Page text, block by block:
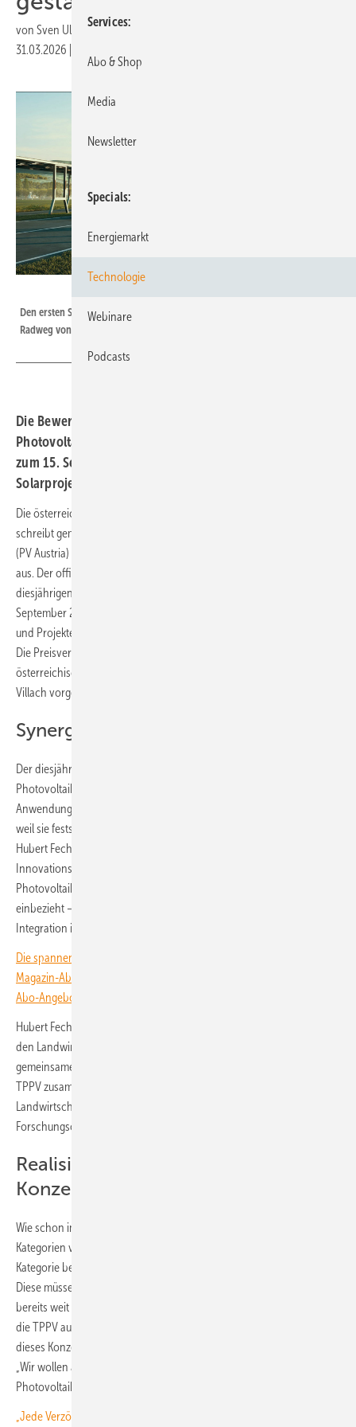
von Sven Ullrich
31.03.2026
Den ersten Sonderpreis für visionäre Konzepte hat der solar überdachte
Radweg von MO Energy gewonnen.
Die Bewerbungsphase für den fünften österreichischen
Photovoltaik-Innovationsaward hat begonnen. Noch bis
zum 15. September 2026 können integrierte
Solarprojekte eingereicht werden.
Die österreichische Technologieplattform Photovoltaik (TPPV)
schreibt gemeinsam mit dem Bundesverband Photovoltaic Austria
(PV Austria) den fünften Innovationsaward für integrierte Photovoltaik
aus. Der offizielle Startschuss für die Bewerbungsphase fiel auf der
diesjährigen Fachtagung von PV Austria in Wien. Bis zum 15.
September 2026 können interessierte Unternehmen, Planungsbüros
und Projektentwickler ihre Projekte und auch Konzepte einreichen.
Die Preisverleihung ist für den 25. November 2026 im Rahmen der
österreichischen Fachtagung für Photovoltaik und Stromspeicher in
Villach vorgesehen.
Synergieeffekte durch Photovoltaik
Der diesjährige Award steht unter dem Motto „Synergieeffekte durch
Photovoltaik“. „Wir sehen und wir merken mehr und mehr, dass in den
Anwendungen der Photovoltaik diverse Branchen auf uns zukommen,
weil sie feststellen, dass es mit der Photovoltaik bessergeht“, erklärt
Hubert Fechner, Obmann der TPPV. Er begründet, warum der
Innovationsaward inzwischen weit über die bauwerkintegrierte
Photovoltaik hinausgeht und auch andere Formen der Integration
einbezieht – etwa in der Landwirtschaft, in der Mobilität oder als
Integration ins System.
Die spannendsten Artikel, Grafiken und Dossiers erhalten unsere
Magazin-Abonnent:innen. Sie haben noch kein Abo? Jetzt über alle
Abo-Angebote informieren und Wissensvorsprung sichern.
Hubert Fechner verweist dazu auch auf eine intensive Kooperation mit
den Landwirten in Österreich. Aus dieser Kooperation soll in Kürze ein
gemeinsames Whitepaper zur Agri-PV hervorgehen. Dieses hat die
TPPV zusammen mit der Landwirtschaftskammer Österreich,
Landwirtschaftsverbänden und landwirtschaftlichen
Forschungsorganisationen erarbeitet.
Realisierte Projekte und visionäre
Konzepte gesucht
Wie schon im vergangenen Jahr wird es zwei verschiedene
Kategorien von Ausschreibungen geben. So werden in der einen
Kategorie bereits realisierte Projekte mit Vorzeigecharakter prämiert.
Diese müssen zwar nicht zwingend schon abgeschlossen, aber
bereits weit vorangeschritten sein. In der zweiten Kategorie zeichnet
die TPPV auch visionäre Konzepte aus. Voraussetzung ist hier, dass
dieses Konzept ein realistisches Umsetzungspotenzial erkennen lässt.
„Wir wollen aufzeigen, was in der Photovoltaik möglich ist, wohin die
Photovoltaik geht“, umreißt Hubert Fechner den Ansatz.
„Jede Verzögerung ist ein Beitrag zur Verhinderung von Resilienz“
Services
Abo & Shop
Media
Newsletter
Specials
Energiemarkt
Technologie
Webinare
Podcasts